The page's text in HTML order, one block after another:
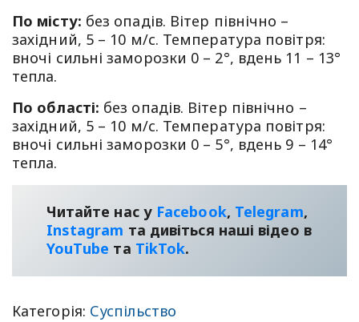
По місту: без опадів. Вітер північно –
західний, 5 – 10 м/с. Температура повітря:
вночі сильні заморозки 0 – 2°, вдень 11 – 13°
тепла.
По області: без опадів. Вітер північно –
західний, 5 – 10 м/с. Температура повітря:
вночі сильні заморозки 0 – 5°, вдень 9 – 14°
тепла.
Читайте нас у Facebook, Telegram,
Instagram та дивіться наші відео в
YouТube та TikTok.
Категорія: Суспільство